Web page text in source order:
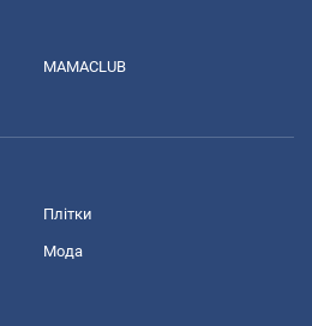
MAMACLUB
Плітки
Мода